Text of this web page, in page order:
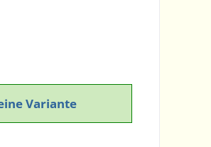
Variante